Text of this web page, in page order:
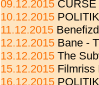
09.12.2015 CURSE
10.12.2015
11.12.2015
12.12.2015 Bane -
13.12.2015 The
15.12.2015 Filmriss
16.12.2015